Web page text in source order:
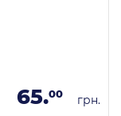
65.00 грн.